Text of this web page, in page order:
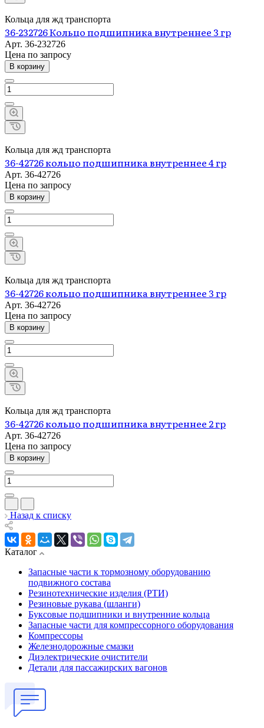
Кольца для жд транспорта
36-232726 Кольцо подшипника внутреннее 3 гр
Арт. 36-232726
Цена по запросу
В корзину
Кольца для жд транспорта
36-42726 кольцо подшипника внутреннее 4 гр
Арт. 36-42726
Цена по запросу
В корзину
Кольца для жд транспорта
36-42726 кольцо подшипника внутреннее 3 гр
Арт. 36-42726
Цена по запросу
В корзину
Кольца для жд транспорта
36-42726 кольцо подшипника внутреннее 2 гр
Арт. 36-42726
Цена по запросу
В корзину
Назад к списку
Каталог
Запасные части к тормозному оборудованию
подвижного состава
Резинотехнические изделия (РТИ)
Резиновые рукава (шланги)
Буксовые подшипники и внутренние кольца
Запасные части для компрессорного оборудования
Компрессоры
Железнодорожные смазки
Диэлектрические очистители
Детали для пассажирских вагонов